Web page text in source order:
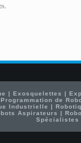
| Exosquelettes |
Programmation de
Industrielle |
Aspirateurs |
Spécialistes